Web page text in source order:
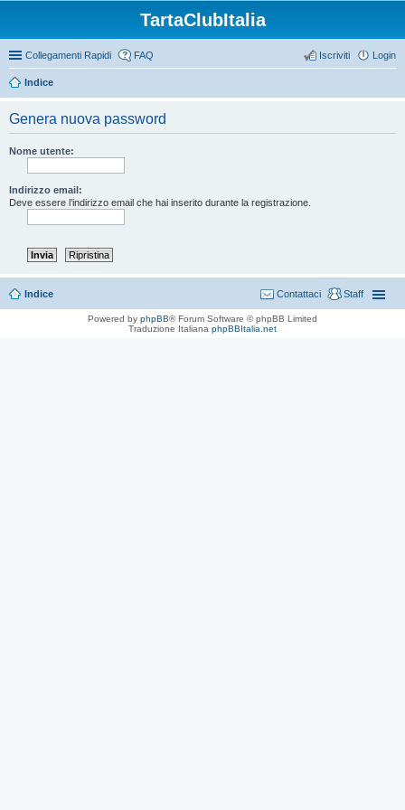
TartaClubItalia
Collegamenti Rapidi FAQ Login
Iscriviti
Indice
Genera nuova password
Nome utente:
Indirizzo email:
Deve essere l’indirizzo email che hai inserito durante la registrazione.
Indice Staff
Contattaci
Powered by phpBB® Forum Software © phpBB Limited
Traduzione Italiana phpBBItalia.net